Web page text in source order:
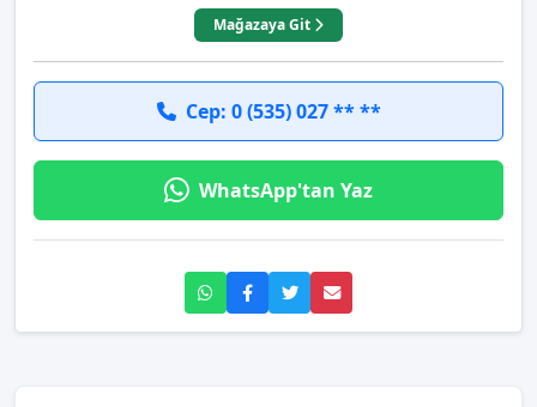
Mağazaya Git
Cep: 0 (535) 027 ** **
WhatsApp'tan Yaz